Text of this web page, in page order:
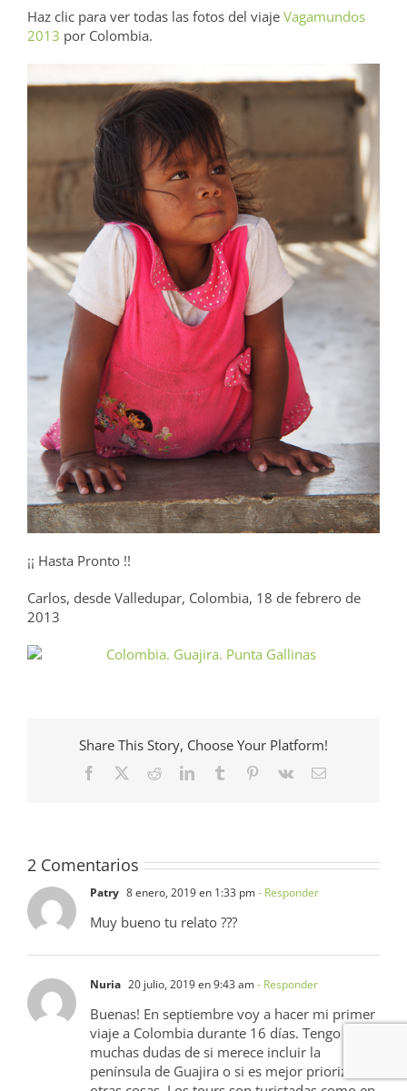
Haz clic para ver todas las fotos del viaje Vagamundos
2013 por Colombia.
¡¡ Hasta Pronto !!
Carlos, desde Valledupar, Colombia, 18 de febrero de
2013
Share This Story, Choose Your Platform!
Facebook RedditLinkedInTumblr Pinterest
Vk
Correo
2 Comentarios
Patry 8 enero, 2019 en 1:33 pm- Responder
Muy bueno tu relato ???
Nuria 20 julio, 2019 en 9:43 am- Responder
Buenas! En septiembre voy a hacer mi primer
viaje a Colombia durante 16 días. Tengo
muchas dudas de si merece incluir la
península de Guajira o si es mejor priorizar